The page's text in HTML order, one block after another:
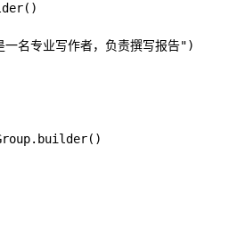
()
一名专业写作者，负责撰写报告")
. builder()